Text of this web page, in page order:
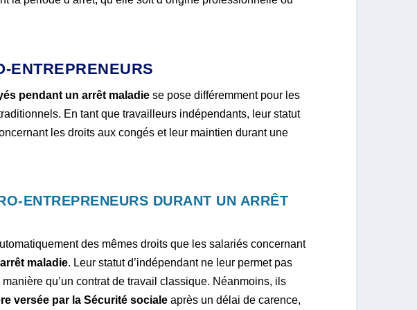
ENTREPRENEURS
pendant un arrêt maladie se pose différemment pour les
En tant que travailleurs indépendants, leur statut
les droits aux congés et leur maintien durant une
ENTREPRENEURS DURANT UN ARRÊT
des mêmes droits que les salariés concernant
maladie. Leur statut d’indépendant ne leur permet pas
qu’un contrat de travail classique. Néanmoins, ils
versée par la Sécurité sociale après un délai de carence,